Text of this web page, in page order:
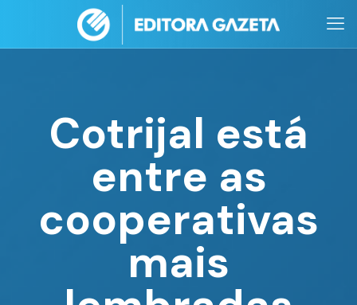
Cotrijal está
entre as
cooperativas
mais